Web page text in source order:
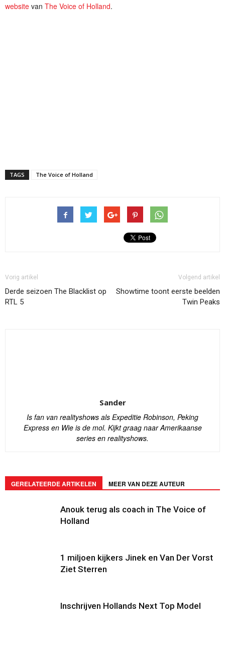
website van The Voice of Holland.
TAGS The Voice of Holland
Vorig artikel
Derde seizoen The Blacklist op
RTL 5
Volgend artikel
Showtime toont eerste beelden
Twin Peaks
Sander
Is fan van realityshows als Expeditie Robinson, Peking
Express en Wie is de mol. Kijkt graag naar Amerikaanse
series en realityshows.
GERELATEERDE ARTIKELEN MEER VAN DEZE AUTEUR
Anouk terug als coach in The Voice of
Holland
1 miljoen kijkers Jinek en Van Der Vorst
Ziet Sterren
Inschrijven Hollands Next Top Model